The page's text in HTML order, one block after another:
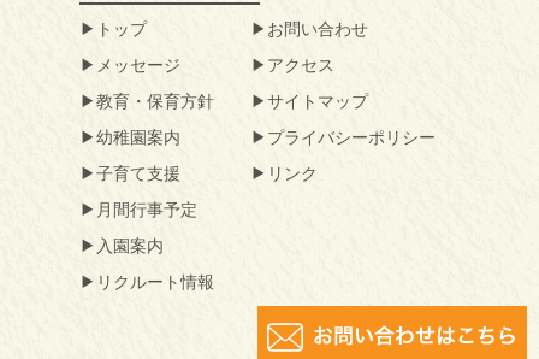
トップ
メッセージ
教育・保育方針
幼稚園案内
子育て支援
月間行事予定
入園案内
リクルート情報
お問い合わせ
アクセス
サイトマップ
プライバシーポリシー
リンク